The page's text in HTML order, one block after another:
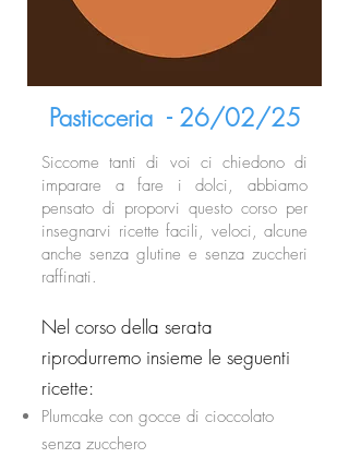
Pasticceria - 26/02/25
Siccome tanti di voi ci chiedono di
imparare a fare i dolci, abbiamo
pensato di proporvi questo corso per
insegnarvi ricette facili, veloci, alcune
anche senza glutine e senza zuccheri
raffinati.
Nel corso della serata
riprodurremo insieme le seguenti
ricette:
Plumcake con gocce di cioccolato
senza zucchero